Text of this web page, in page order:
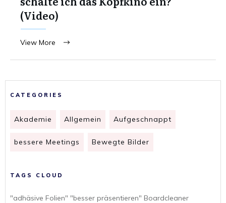
(Video)
View More
CATEGORIES
Akademie Allgemein Aufgeschnappt
bessere Meetings Bewegte Bilder
TAGS CLOUD
"adhäsive Folien" "besser präsentieren" Boardcleaner